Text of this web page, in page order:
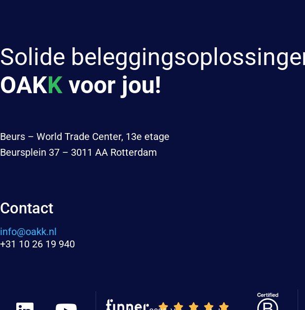
Solide
OAKK voor jou!
Beurs – World Trade Center, 13e etage
Beursplein 37 – 3011 AA Rotterdam
Contact
info@oakk.nl
+31 10 26 19 940